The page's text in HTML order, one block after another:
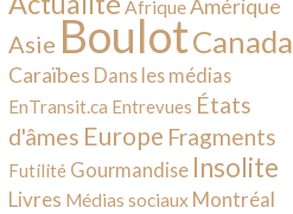
AfriqueAmérique
Asie BoulotCanada
Caraïbes Dans les médias
EnTransit.ca Entrevues États
d'âmes Europe Fragments
Futilité Gourmandise Insolite
Livres Médias sociaux Montréal